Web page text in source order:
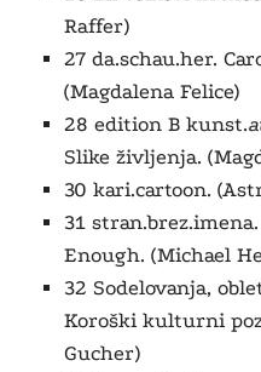
Raffer)
27 da.schau.her.
(Magdalena Felice)
28 edition B kunst.
Slike življenja.
30 kari.cartoon.
31 stran.brez.imena.
Enough. (Michael
32 Sodelovanja,
Koroški kulturni
Gucher)